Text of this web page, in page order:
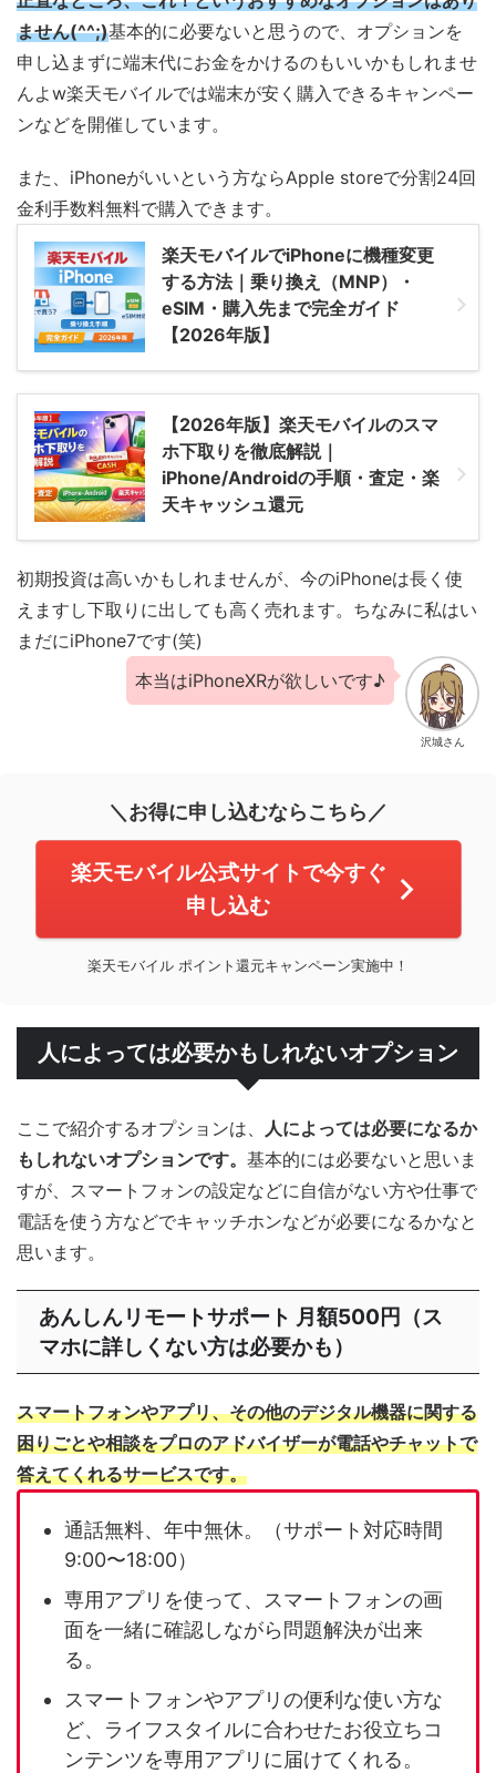
ません(^^;)基本的に必要ないと思うので、オプションを
申し込まずに端末代にお金をかけるのもいいかもしれませ
んよw楽天モバイルでは端末が安く購入できるキャンペー
ンなどを開催しています。
また、iPhoneがいいという方ならApple storeで分割24回
金利手数料無料で購入できます。
楽天モバイルでiPhoneに機種変更
する方法｜乗り換え（MNP）・
eSIM・購入先まで完全ガイド
【2026年版】
【2026年版】楽天モバイルのスマ
ホ下取りを徹底解説｜
iPhone/Androidの手順・査定・楽
天キャッシュ還元
初期投資は高いかもしれませんが、今のiPhoneは長く使
えますし下取りに出しても高く売れます。ちなみに私はい
まだにiPhone7です(笑)
沢城さん
本当はiPhoneXRが欲しいです♪
＼お得に申し込むならこちら／
楽天モバイル公式サイトで今すぐ
申し込む
楽天モバイル ポイント還元キャンペーン実施中！
人によっては必要かもしれないオプション
ここで紹介するオプションは、
人によっては必要になるか
もしれないオプションです。 基本的には必要ないと思いま
すが、スマートフォンの設定などに自信がない方や仕事で
電話を使う方などでキャッチホンなどが必要になるかなと
思います。
あんしんリモートサポート 月額500円（ス
マホに詳しくない方は必要かも）
スマートフォンやアプリ、その他のデジタル機器に関する
困りごとや相談をプロのアドバイザーが電話やチャットで
答えてくれるサービスです。
通話無料、年中無休。（サポート対応時間
9:00〜18:00）
専用アプリを使って、スマートフォンの画
面を一緒に確認しながら問題解決が出来
る。
スマートフォンやアプリの便利な使い方な
ど、ライフスタイルに合わせたお役立ちコ
ンテンツを専用アプリに届けてくれる。